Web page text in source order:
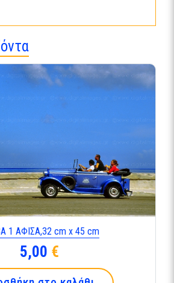
1 ΑΦΙΣΑ,32 cm x 45 cm
5,00 €